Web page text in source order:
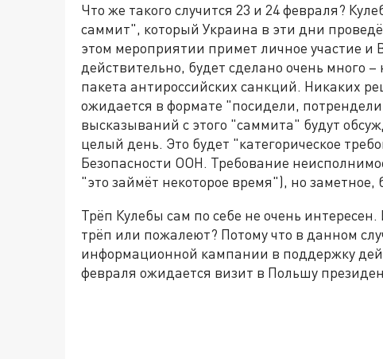
Что же такого случится 23 и 24 февраля?
саммит", который Украина в эти дни
этом мероприятии примет личное участие
действительно, будет сделано очень много
пакета антироссийских санкций. Никаких
ожидается в формате "посидели,
высказываний с этого "саммита" будут
целый день. Это будет "категорическое
Безопасности ООН. Требование
"это займёт некоторое время"), но заметное,
Трёп Кулебы сам по себе не очень
трёп или пожалеют? Потому что в данном
информационной кампании в поддержку
февраля ожидается визит в Польшу